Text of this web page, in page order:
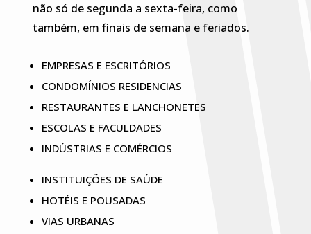
não só de segunda a sexta-feira, como
também, em finais de semana e feriados.
EMPRESAS E ESCRITÓRIOS
CONDOMÍNIOS RESIDENCIAS
RESTAURANTES E LANCHONETES
ESCOLAS E FACULDADES
INDÚSTRIAS E COMÉRCIOS
INSTITUIÇÕES DE SAÚDE
HOTÉIS E POUSADAS
VIAS URBANAS